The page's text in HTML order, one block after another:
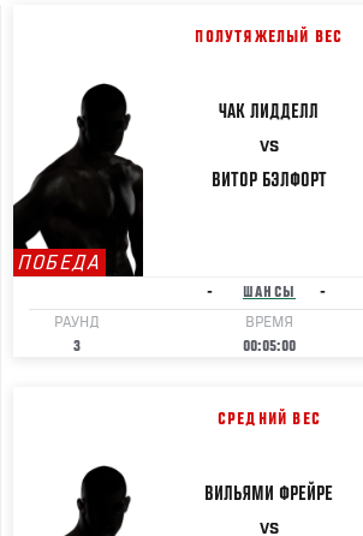
ПОЛУТЯЖЕЛЫЙ ВЕС
ПОБЕДА
ЧАК ЛИДДЕЛЛ
VS
ВИТОР БЭЛФОРТ
- ШАНСЫ -
РАУНД
3
ВРЕМЯ
00:05:00
СРЕДНИЙ ВЕС
ВИЛЬЯМИ ФРЕЙРЕ
VS